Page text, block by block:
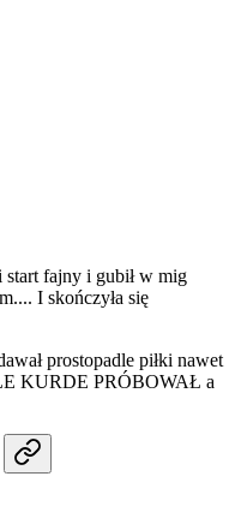
start fajny i gubił w mig
I skończyła się
prostopadle piłki nawet
KURDE PRÓBOWAŁ a